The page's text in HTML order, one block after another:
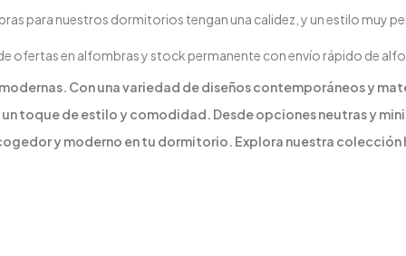
para nuestros dormitorios tengan una calidez, y un estilo muy
ofertas en alfombras y stock permanente con envío rápido de
Con una variedad de diseños contemporáneos y
toque de estilo y comodidad. Desde opciones neutras y
y moderno en tu dormitorio. Explora nuestra